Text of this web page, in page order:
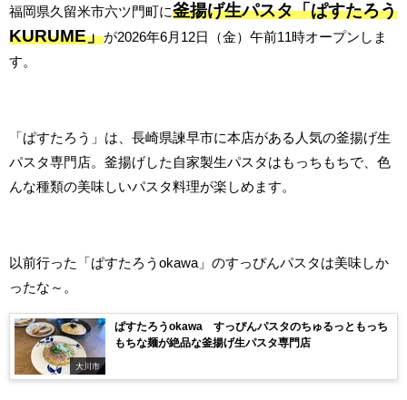
福岡県久留米市六ツ門町に釜揚げ生パスタ「ぱすたろう
KURUME」が2026年6月12日（金）午前11時オープンしま
す。
「ぱすたろう」は、長崎県諫早市に本店がある人気の釜揚げ生
パスタ専門店。釜揚げした自家製生パスタはもっちもちで、色
んな種類の美味しいパスタ料理が楽しめます。
以前行った「ぱすたろうokawa」のすっぴんパスタは美味しか
ったな～。
大川市
ぱすたろうokawa すっぴんパスタのちゅるっともっち
もちな麺が絶品な釜揚げ生パスタ専門店